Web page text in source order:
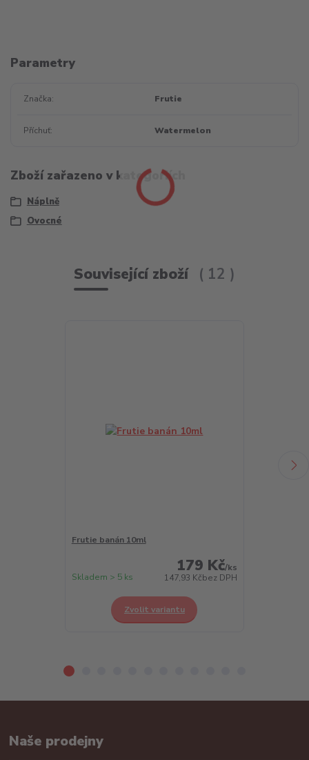
Parametry
Značka Frutie
Příchuť Watermelon
Zboží zařazeno v kategoriích
Náplně
Ovocné
Související zboží 12
Frutie banán 10ml
179 Kč/ks
147,93 Kčbez DPH
Skladem > 5 ks
Zvolit variantu
Naše prodejny